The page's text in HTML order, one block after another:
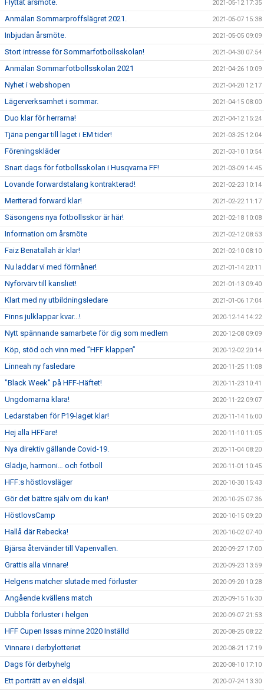
Flyttat årsmöte. 2021-05-12 17:35
Anmälan Sommarproffslägret 2021. 2021-05-07 15:38
Inbjudan årsmöte. 2021-05-05 09:09
Stort intresse för Sommarfotbollsskolan! 2021-04-30 07:54
Anmälan Sommarfotbollsskolan 2021 2021-04-26 10:09
Nyhet i webshopen 2021-04-20 12:17
Lägerverksamhet i sommar. 2021-04-15 08:00
Duo klar för herrarna! 2021-04-12 15:24
Tjäna pengar till laget i EM tider! 2021-03-25 12:04
Föreningskläder 2021-03-10 10:54
Snart dags för fotbollsskolan i Husqvarna FF! 2021-03-09 14:45
Lovande forwardstalang kontrakterad! 2021-02-23 10:14
Meriterad forward klar! 2021-02-22 11:17
Säsongens nya fotbollsskor är här! 2021-02-18 10:08
Information om årsmöte 2021-02-12 08:53
Faiz Benatallah är klar! 2021-02-10 08:10
Nu laddar vi med förmåner! 2021-01-14 20:11
Nyförvärv till kansliet! 2021-01-13 09:40
Klart med ny utbildningsledare 2021-01-06 17:04
Finns julklappar kvar...! 2020-12-14 14:22
Nytt spännande samarbete för dig som medlem 2020-12-08 09:09
Köp, stöd och vinn med ”HFF klappen” 2020-12-02 20:14
Linneah ny fasledare 2020-11-25 11:08
"Black Week" på HFF-Häftet! 2020-11-23 10:41
Ungdomarna klara! 2020-11-22 09:07
Ledarstaben för P19-laget klar! 2020-11-14 16:00
Hej alla HFFare! 2020-11-10 11:05
Nya direktiv gällande Covid-19. 2020-11-04 08:20
Glädje, harmoni… och fotboll 2020-11-01 10:45
HFF:s höstlovsläger 2020-10-30 15:43
Gör det bättre själv om du kan! 2020-10-25 07:36
HöstlovsCamp 2020-10-15 09:20
Hallå där Rebecka! 2020-10-02 07:40
Bjärsa återvänder till Vapenvallen. 2020-09-27 17:00
Grattis alla vinnare! 2020-09-23 13:59
Helgens matcher slutade med förluster 2020-09-20 10:28
Angående kvällens match 2020-09-15 16:30
Dubbla förluster i helgen 2020-09-07 21:53
HFF Cupen Issas minne 2020 Inställd 2020-08-25 08:22
Vinnare i derbylotteriet 2020-08-21 17:19
Dags för derbyhelg 2020-08-10 17:10
Ett porträtt av en eldsjäl. 2020-07-24 13:30